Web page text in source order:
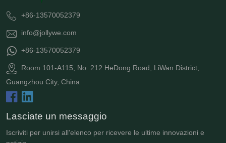
+86-13570052379
info@jollywe.com
+86-13570052379
Room 101-A115, No. 212 HeDong Road, LiWan District,
Guangzhou City, China
Lasciate un messaggio
Iscriviti per unirsi all'elenco per ricevere le ultime innovazioni e